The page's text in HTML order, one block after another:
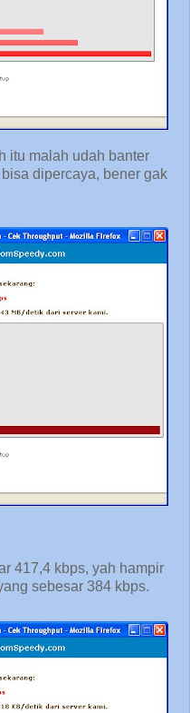
itu malah udah banter
dipercaya, bener gak
417,4 kbps, yah hampir
sebesar 384 kbps.